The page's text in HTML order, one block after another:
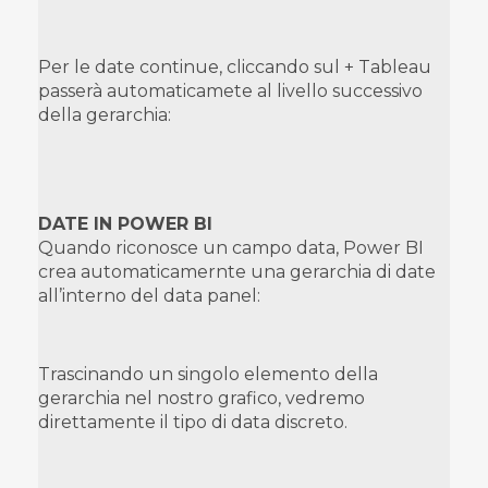
Per le date continue, cliccando sul + Tableau
passerà automaticamete al livello successivo
della gerarchia:
DATE IN POWER BI
Quando riconosce un campo data, Power BI
crea automaticamernte una gerarchia di date
all’interno del data panel:
Trascinando un singolo elemento della
gerarchia nel nostro grafico, vedremo
direttamente il tipo di data discreto.